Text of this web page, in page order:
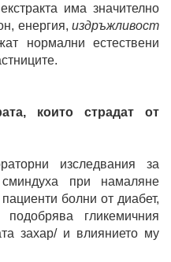
има значително
енергия, издръжливост
нормални естествени
които страдат от
изследвания за
при намаляне
болни от диабет,
гликемичния
захар/ и влиянието му